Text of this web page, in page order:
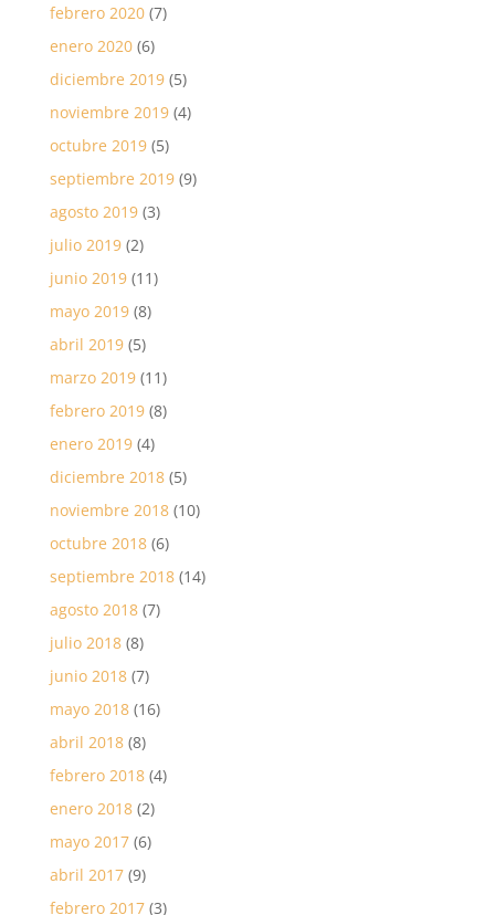
febrero 2020(7)
enero 2020(6)
diciembre 2019(5)
noviembre 2019(4)
octubre 2019(5)
septiembre 2019(9)
agosto 2019(3)
julio 2019(2)
junio 2019(11)
mayo 2019(8)
abril 2019(5)
marzo 2019(11)
febrero 2019(8)
enero 2019(4)
diciembre 2018(5)
noviembre 2018(10)
octubre 2018(6)
septiembre 2018(14)
agosto 2018(7)
julio 2018(8)
junio 2018(7)
mayo 2018(16)
abril 2018(8)
febrero 2018(4)
enero 2018(2)
mayo 2017(6)
abril 2017(9)
febrero 2017(3)